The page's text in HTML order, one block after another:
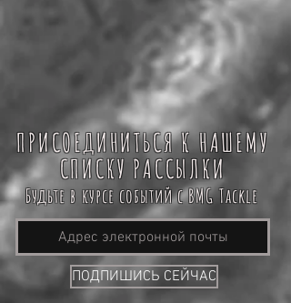
ПРИСОЕДИНИТЬСЯ К НАШЕМУ
СПИСКУ РАССЫЛКИ
Будьте в курсе событий с BMG Tackle
ПОДПИШИСЬ СЕЙЧАС